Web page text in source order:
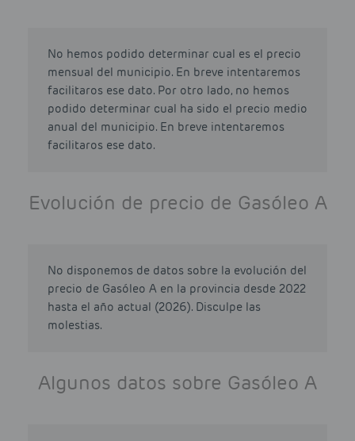
No hemos podido determinar cual es el precio
mensual del municipio. En breve intentaremos
facilitaros ese dato. Por otro lado, no hemos
podido determinar cual ha sido el precio medio
anual del municipio. En breve intentaremos
facilitaros ese dato.
Evolución de precio de Gasóleo A
No disponemos de datos sobre la evolución del
precio de Gasóleo A en la provincia desde 2022
hasta el año actual (2026). Disculpe las
molestias.
Algunos datos sobre Gasóleo A